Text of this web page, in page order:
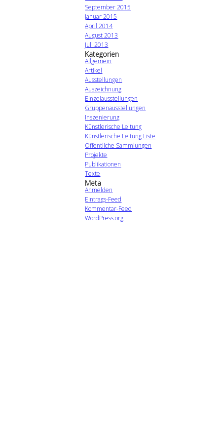
September 2015
Januar 2015
April 2014
August 2013
Juli 2013
Kategorien
Allgemein
Artikel
Ausstellungen
Auszeichnung
Einzelausstellungen
Gruppenausstellungen
Inszenierung
Künstlerische Leitung
Künstlerische Leitung Liste
Öffentliche Sammlungen
Projekte
Publikationen
Texte
Meta
Anmelden
Eintrags-Feed
Kommentar-Feed
WordPress.org